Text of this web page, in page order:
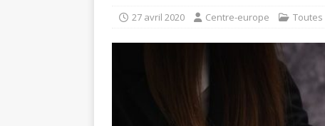
27 avril 2020 Centre-europe Toutes